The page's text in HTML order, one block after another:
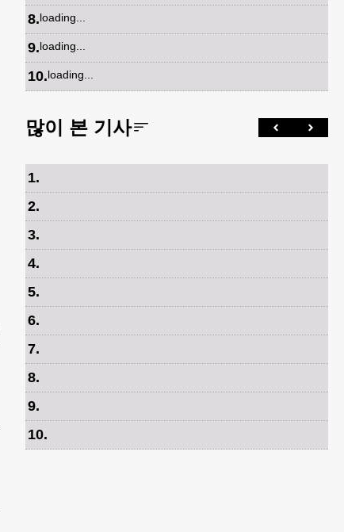
8.loading...
9.loading...
10.loading...
많이 본 기사
1.
2.
3.
4.
5.
6.
7.
8.
9.
10.